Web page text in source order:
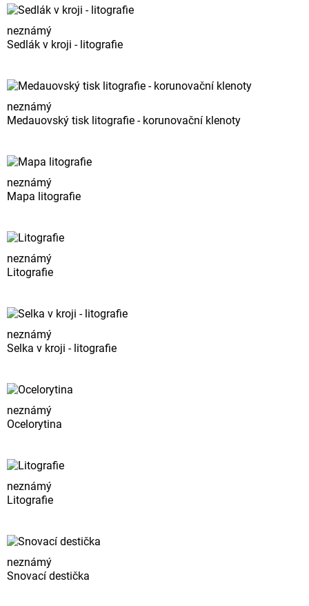
neznámý
Sedlák v kroji - litografie
neznámý
Medauovský tisk litografie - korunovační klenoty
neznámý
Mapa litografie
neznámý
Litografie
neznámý
Selka v kroji - litografie
neznámý
Ocelorytina
neznámý
Litografie
neznámý
Snovací destička